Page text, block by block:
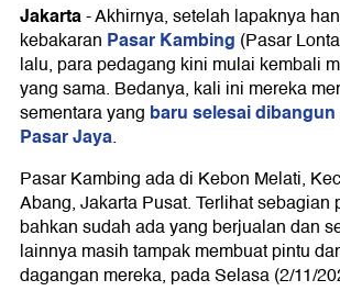
Jakarta-Akhirnya, setelah lapaknya
kebakaran Pasar Kambing (Pasar
lalu, para pedagang kini mulai kembali
yang sama. Bedanya, kali ini mereka
sementara yang baru selesai dibangun
Pasar Jaya.
Pasar Kambing ada di Kebon Melati,
Abang, Jakarta Pusat. Terlihat sebagian
bahkan sudah ada yang berjualan dan
lainnya masih tampak membuat pintu
dagangan mereka, pada Selasa (2/11/